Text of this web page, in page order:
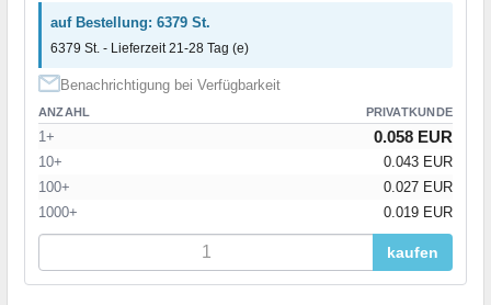
auf Bestellung: 6379 St.
6379 St. - Lieferzeit 21-28 Tag (e)
Benachrichtigung bei Verfügbarkeit
ANZAHL PRIVATKUNDE
1+ 0.058 EUR
10+
0.043 EUR
100+
0.027 EUR
1000+
0.019 EUR
kaufen